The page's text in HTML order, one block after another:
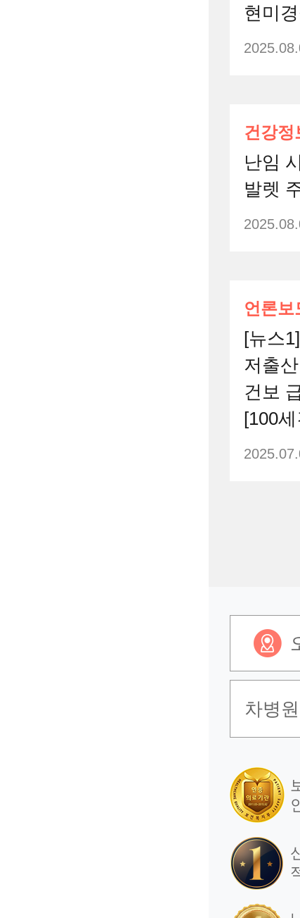
현미
건강정
난임
발렛
언론보
[뉴스
저출
건보
[100
언론보
난임
1등급
언론보
차병